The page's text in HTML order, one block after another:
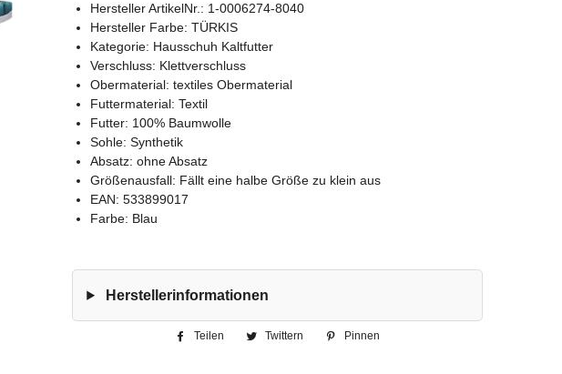
Hersteller ArtikelNr.: 1-0006274-8040
Hersteller Farbe: TÜRKIS
Kategorie: Hausschuh Kaltfutter
Verschluss: Klettverschluss
Obermaterial: textiles Obermaterial
Futtermaterial: Textil
Futter: 100% Baumwolle
Sohle: Synthetik
Absatz: ohne Absatz
Größenausfall: Fällt eine halbe Größe zu klein aus
EAN: 533899017
Farbe: Blau
Herstellerinformationen
Teilen
Auf
Twittern
Auf
Pinnen